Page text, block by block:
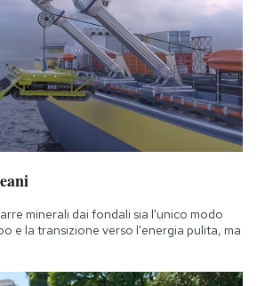
minerali dai fondali sia l'unico modo
e la transizione verso l'energia pulita, ma